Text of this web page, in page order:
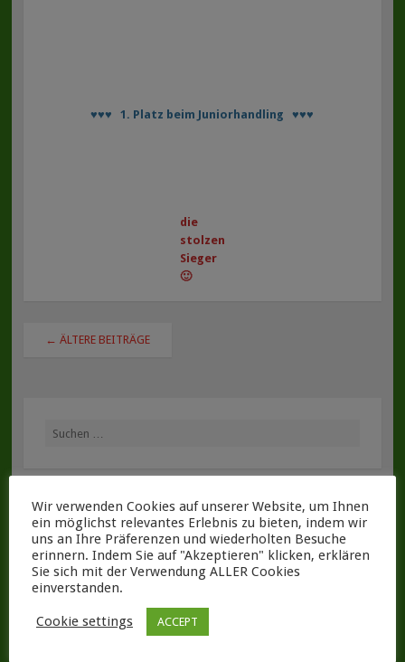
♥♥♥ 1. Platz beim Juniorhandling ♥♥♥
die
stolzen
Sieger
🙂
Beitragsnavigation
← ÄLTERE BEITRÄGE
Suche
Neueste Beiträge
keine Welpen 2. März 2026
16. Januar 2026
Wir verwenden Cookies auf unserer Website, um Ihnen
ein möglichst relevantes Erlebnis zu bieten, indem wir
uns an Ihre Präferenzen und wiederholten Besuche
erinnern. Indem Sie auf "Akzeptieren" klicken, erklären
Sie sich mit der Verwendung ALLER Cookies
einverstanden.
Cookie settings ACCEPT